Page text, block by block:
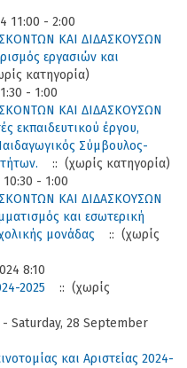
11:00 - 2:00
ΚΑΙ ΔΙΔΑΣΚΟΥΣΩΝ
εργασιών και
κατηγορία)
- 1:00
ΚΑΙ ΔΙΔΑΣΚΟΥΣΩΝ
εκπαιδευτικού έργου,
Σύμβουλος-
:: (χωρίς κατηγορία)
- 1:00
ΚΑΙ ΔΙΔΑΣΚΟΥΣΩΝ
και εσωτερική
μονάδας
:: (χωρίς
8:10
2025
:: (χωρίς
Saturday, 28 September
και Αριστείας 2024-